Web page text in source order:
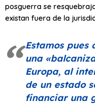
posguerra se
existan fuera de la
Estamos pues
una
Europa, al
de un estado
financiar una